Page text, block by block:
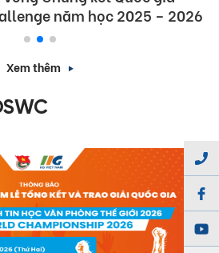
năm học 2025 – 2026
Xem thêm